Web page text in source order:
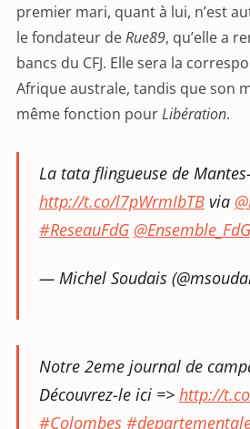
premier mari, quant à lui, n’est
le fondateur deRue89, qu’elle a
bancs du CFJ. Elle sera la
Afrique australe, tandis que son
même fonction pourLibération.
La tata flingueuse de
http://t.co/l7pWrmIbTB via
#ReseauFdG @Ensemble_FdG
— Michel Soudais
Notre 2eme journal de
Découvrez-le ici => http://
#Colombes